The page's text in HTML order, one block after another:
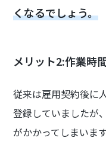
くなるでしょう。
メリット2:作業時
従来は雇用契約後に
登録していましたが
がかかってしまいます